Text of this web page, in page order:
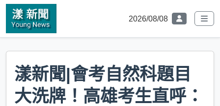
2026/08/08
漾新聞|會考自然科題目
大洗牌！高雄考生直呼：